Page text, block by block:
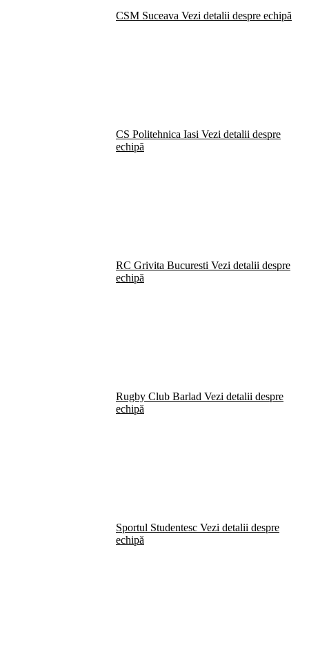
CSM Suceava Vezi detalii despre echipă
CS Politehnica Iasi Vezi detalii despre
echipă
RC Grivita Bucuresti Vezi detalii despre
echipă
Rugby Club Barlad Vezi detalii despre
echipă
Sportul Studentesc Vezi detalii despre
echipă